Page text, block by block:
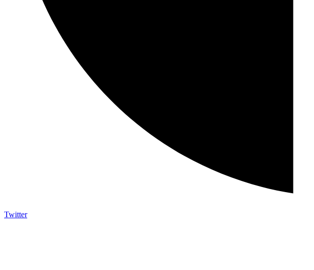
Twitter